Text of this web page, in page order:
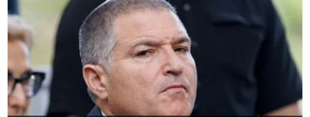
выступили с принципиально разными оценками
целей и результатов произошедшего.